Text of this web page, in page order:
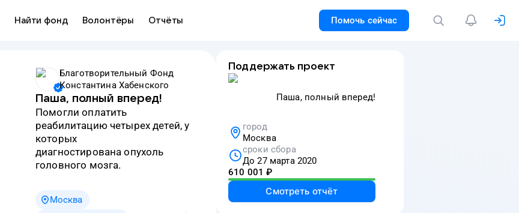
Найти фонд Волонтёры Отчёты Помочь сейчас
Благотворительный Фонд
Константина Хабенского
Паша, полный вперед!
Помогли оплатить
реабилитацию четырех детей, у
которых
диагностирована опухоль
головного мозга.
Москва
Поддержать проект
Паша, полный вперед!
город
Москва
сроки сбора
До 27 марта 2020
610 001 ₽
Смотреть отчёт